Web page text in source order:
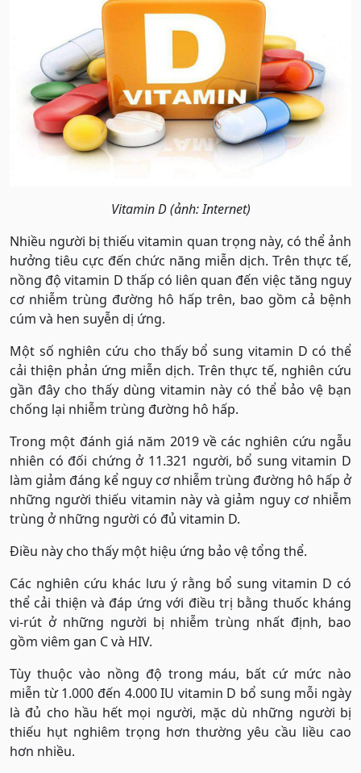
Vitamin D (ảnh: Internet)
Nhiều người bị thiếu vitamin quan trọng này, có thể ảnh
hưởng tiêu cực đến chức năng miễn dịch. Trên thực tế,
nồng độ vitamin D thấp có liên quan đến việc tăng nguy
cơ nhiễm trùng đường hô hấp trên, bao gồm cả bệnh
cúm và hen suyễn dị ứng.
Một số nghiên cứu cho thấy bổ sung vitamin D có thể
cải thiện phản ứng miễn dịch. Trên thực tế, nghiên cứu
gần đây cho thấy dùng vitamin này có thể bảo vệ bạn
chống lại nhiễm trùng đường hô hấp.
Trong một đánh giá năm 2019 về các nghiên cứu ngẫu
nhiên có đối chứng ở 11.321 người, bổ sung vitamin D
làm giảm đáng kể nguy cơ nhiễm trùng đường hô hấp ở
những người thiếu vitamin này và giảm nguy cơ nhiễm
trùng ở những người có đủ vitamin D.
Điều này cho thấy một hiệu ứng bảo vệ tổng thể.
Các nghiên cứu khác lưu ý rằng bổ sung vitamin D có
thể cải thiện và đáp ứng với điều trị bằng thuốc kháng
vi-rút ở những người bị nhiễm trùng nhất định, bao
gồm viêm gan C và HIV.
Tùy thuộc vào nồng độ trong máu, bất cứ mức nào
miễn từ 1.000 đến 4.000 IU vitamin D bổ sung mỗi ngày
là đủ cho hầu hết mọi người, mặc dù những người bị
thiếu hụt nghiêm trọng hơn thường yêu cầu liều cao
hơn nhiều.